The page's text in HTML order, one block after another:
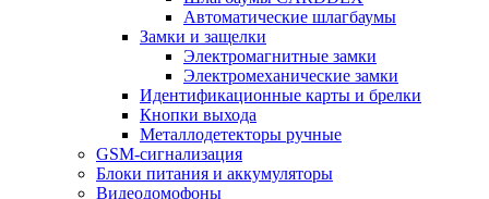
Автоматические шлагбаумы
Замки и защелки
Электромагнитные замки
Электромеханические замки
Идентификационные карты и брелки
Кнопки выхода
Металлодетекторы ручные
GSM-сигнализация
Блоки питания и аккумуляторы
Видеодомофоны